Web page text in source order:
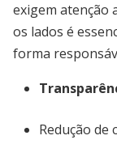
exigem atenção
os lados é
forma
Redução